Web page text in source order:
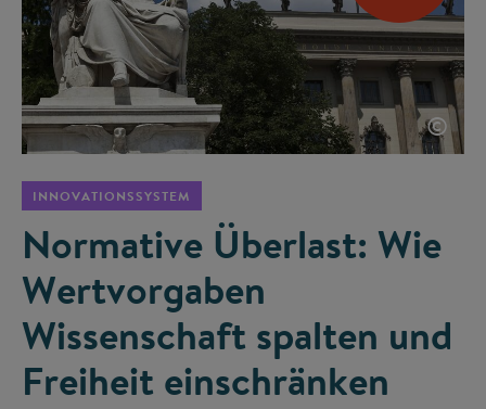
©
INNOVATIONSSYSTEM
Normative Überlast: Wie
Wertvorgaben
Wissenschaft spalten und
Freiheit einschränken